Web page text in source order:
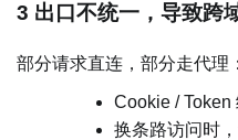
3 出口不统一，导致跨
部分请求直连，部分走代理：
Cookie / Token
换条路访问时